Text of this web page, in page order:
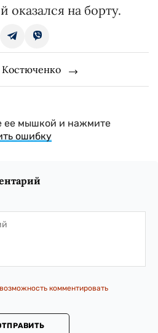
оказался на борту.
ее мышкой и нажмите
ошибку
комментировать